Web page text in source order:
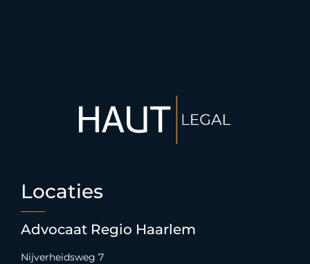
Locaties
Advocaat Regio Haarlem
Nijverheidsweg 7